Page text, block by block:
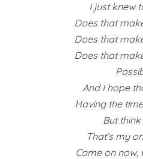
I just knew
Does that
Does that
Does that
And I hope
Having the
But
That’s my
Come on now,